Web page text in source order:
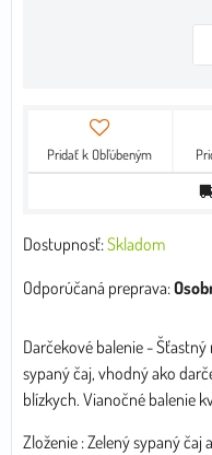
Pridať k Obľúbeným
Dostupnosť:Skladom
Darčekové balenie -
sypaný čaj, vhodný ako
blízkych. Vianočné balenie
Zloženie : Zelený sypaný čaj